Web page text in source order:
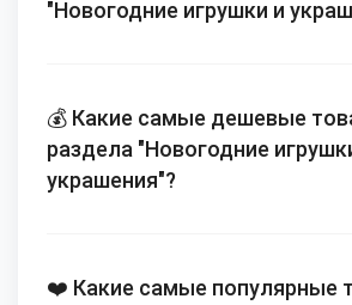
"Новогодние игрушки и
💰 Какие самые дешевые
раздела "Новогодние
украшения"?
❤️ Какие самые популярные